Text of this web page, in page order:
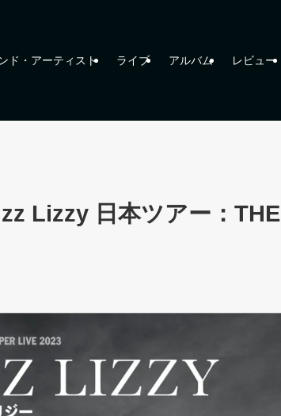
ド・アーティスト ライブ アルバム レビュー
Lizzy 日本ツアー：THE